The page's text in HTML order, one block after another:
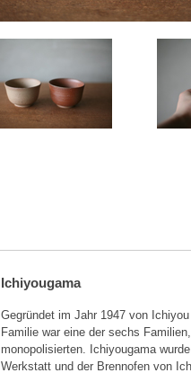
Ichiyougama
Gegründet im Jahr 1947 von
Familie war eine der sechs
monopolisierten. Ichiyougama
Werkstatt und der Brennofen von